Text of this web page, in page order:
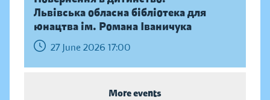
Львівська обласна бібліотека для
юнацтва ім. Романа Іваничука
27 June 2026 17:00
More events